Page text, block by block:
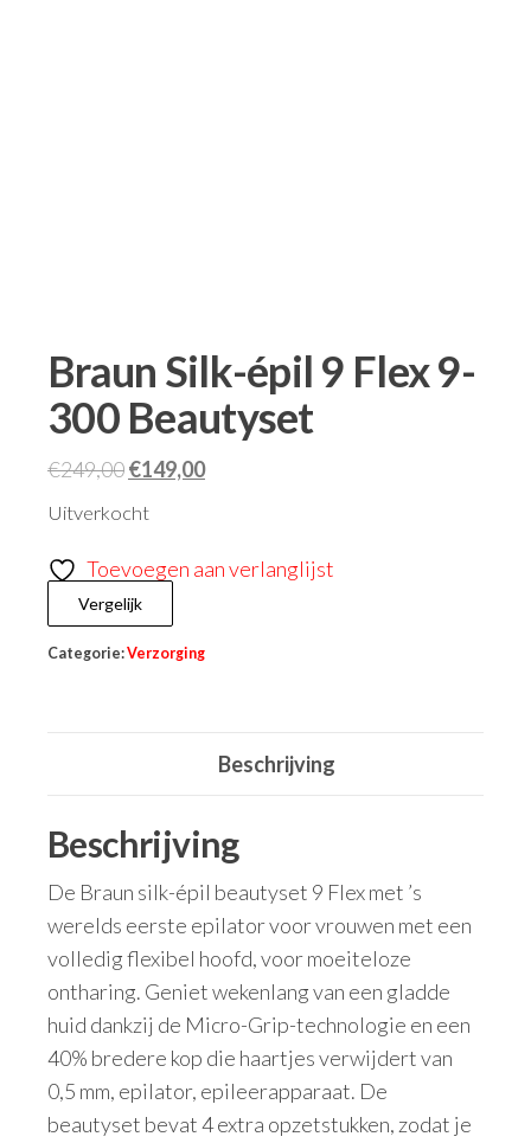
Braun Silk-épil 9 Flex 9-
300 Beautyset
€249,00€149,00
Uitverkocht
Toevoegen aan verlanglijst
Vergelijk
Categorie:Verzorging
Beschrijving
Beschrijving
De Braun silk-épil beautyset 9 Flex met ’s
werelds eerste epilator voor vrouwen met een
volledig flexibel hoofd, voor moeiteloze
ontharing. Geniet wekenlang van een gladde
huid dankzij de Micro-Grip-technologie en een
40% bredere kop die haartjes verwijdert van
0,5 mm, epilator, epileerapparaat. De
beautyset bevat 4 extra opzetstukken, zodat je